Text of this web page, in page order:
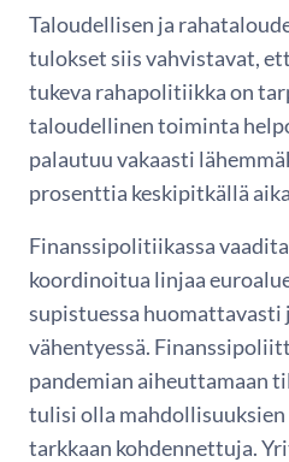
Taloudellisen ja
tulokset siis vahvistavat,
tukeva rahapolitiikka on
taloudellinen toiminta
palautuu vakaasti
prosenttia keskipitkällä
Finanssipolitiikassa
koordinoitua linjaa
supistuessa
vähentyessä.
pandemian aiheuttamaan
tulisi olla
tarkkaan kohdennettuja.